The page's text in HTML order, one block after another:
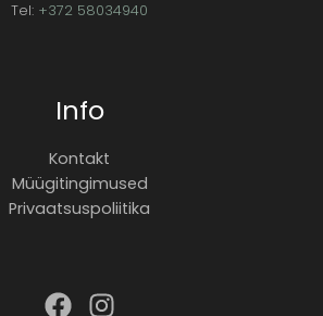
Tel: +372 58034940
Info
Kontakt
Müügitingimused
Privaatsuspoliitika